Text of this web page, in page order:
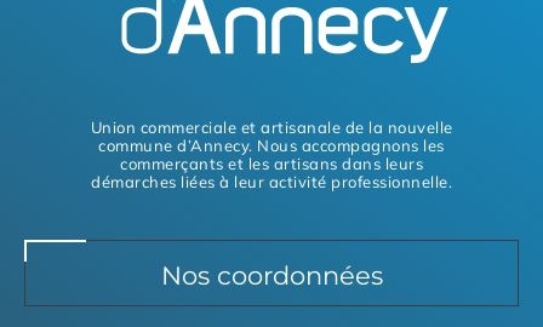
Union commerciale et artisanale de la nouvelle
commune d’Annecy. Nous accompagnons les
commerçants et les artisans dans leurs
démarches liées à leur activité professionnelle.
Nos coordonnées